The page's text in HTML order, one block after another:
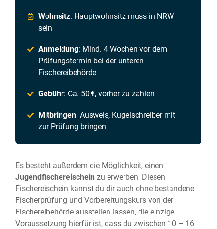
Wohnsitz: Hauptwohnsitz muss in NRW
sein
Anmeldung: Mind. 4 Wochen vor dem
Prüfungstermin bei der unteren
Fischereibehörde
Gebühr: Ca. 50 €, vorher zu zahlen
Mitbringen: Ausweis, Kugelschreiber mit
zur Prüfung bringen
Es besteht außerdem die Möglichkeit, einen
Jugendfischereischein zu erwerben. Diesen
Fischereischein kannst du dir auch ohne bestandene
Fischerprüfung und Vorbereitungskurs von der
Fischereibehörde ausstellen lassen, die einzige
Voraussetzung hierfür ist, dass du zwischen 10 – 16